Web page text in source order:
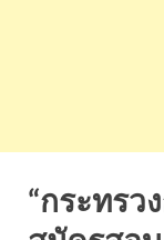
“กระทรว